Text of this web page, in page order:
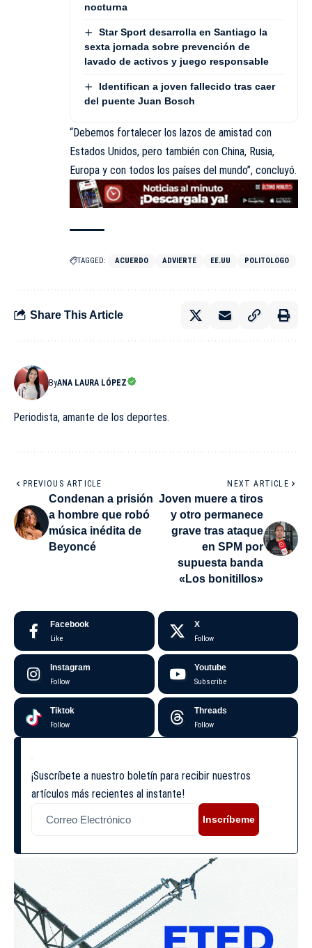
nocturna
Star Sport desarrolla en Santiago la
sexta jornada sobre prevención de
lavado de activos y juego responsable
Identifican a joven fallecido tras caer
del puente Juan Bosch
“Debemos fortalecer los lazos de amistad con
Estados Unidos, pero también con China, Rusia,
Europa y con todos los países del mundo”, concluyó.
TAGGED: ACUERDO ADVIERTE EE.UU POLITOLOGO
Share This Article
ByANA LAURA LÓPEZ
Periodista, amante de los deportes.
PREVIOUS ARTICLE
Condenan a prisión
a hombre que robó
música inédita de
Beyoncé
NEXT ARTICLE
Joven muere a tiros
y otro permanece
grave tras ataque
en SPM por
supuesta banda
«Los bonitillos»
Facebook
Like
X
Follow
Instagram
Follow
Youtube
Subscribe
Tiktok
Follow
Threads
Follow
¡Suscríbete a nuestro boletín para recibir nuestros
artículos más recientes al instante!
Inscríbeme